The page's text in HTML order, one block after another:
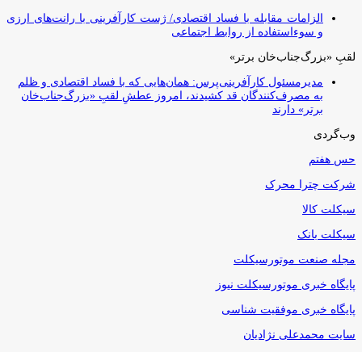
الزامات مقابله با فساد اقتصادی/ ژست کارآفرینی با رانت‌های ارزی
و سوءاستفاده از روابط اجتماعی
لقبِ «بزرگ‌جناب‌خان برتر»
مدیرمسئول کارآفرینی‌پرس: همان‌هایی که با فساد اقتصادی و ظلم
به مصرف‌کنندگان قد کشیدند، امروز عطشِ لقبِ «بزرگ‌جناب‌خان
برتر» دارند
وب‌گردی
حس هفتم
شرکت چترا محرک
سیکلت کالا
سیکلت بانک
مجله صنعت موتورسیکلت
پایگاه خبری موتورسیکلت نیوز
پایگاه خبری موفقیت شناسی
سایت محمدعلی نژادیان